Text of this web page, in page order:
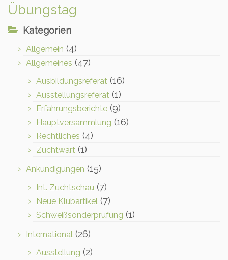
Übungstag
Kategorien
Allgemein (4)
Allgemeines (47)
Ausbildungsreferat (16)
Ausstellungsreferat (1)
Erfahrungsberichte (9)
Hauptversammlung (16)
Rechtliches (4)
Zuchtwart (1)
Ankündigungen (15)
Int. Zuchtschau (7)
Neue Klubartikel (7)
Schweißsonderprüfung (1)
International (26)
Ausstellung (2)